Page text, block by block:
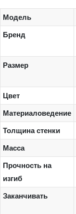
Модель
Бренд
Размер
Цвет
Материаловедение
Толщина стенки
Масса
Прочность на
изгиб
Заканчивать